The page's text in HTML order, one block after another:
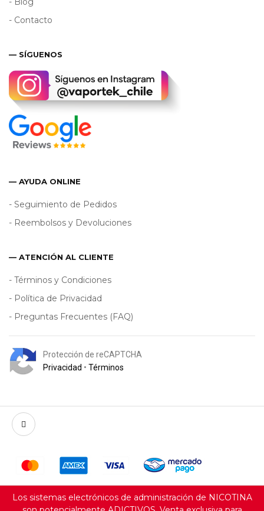
- Contacto
— SÍGUENOS
— AYUDA ONLINE
- Seguimiento de Pedidos
- Reembolsos y Devoluciones
— ATENCIÓN AL CLIENTE
- Términos y Condiciones
- Política de Privacidad
- Preguntas Frecuentes (FAQ)
Protección de reCAPTCHA
Privacidad • Términos
Los sistemas electrónicos de administración de NICOTINA